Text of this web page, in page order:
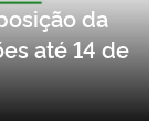
da
até 14 de